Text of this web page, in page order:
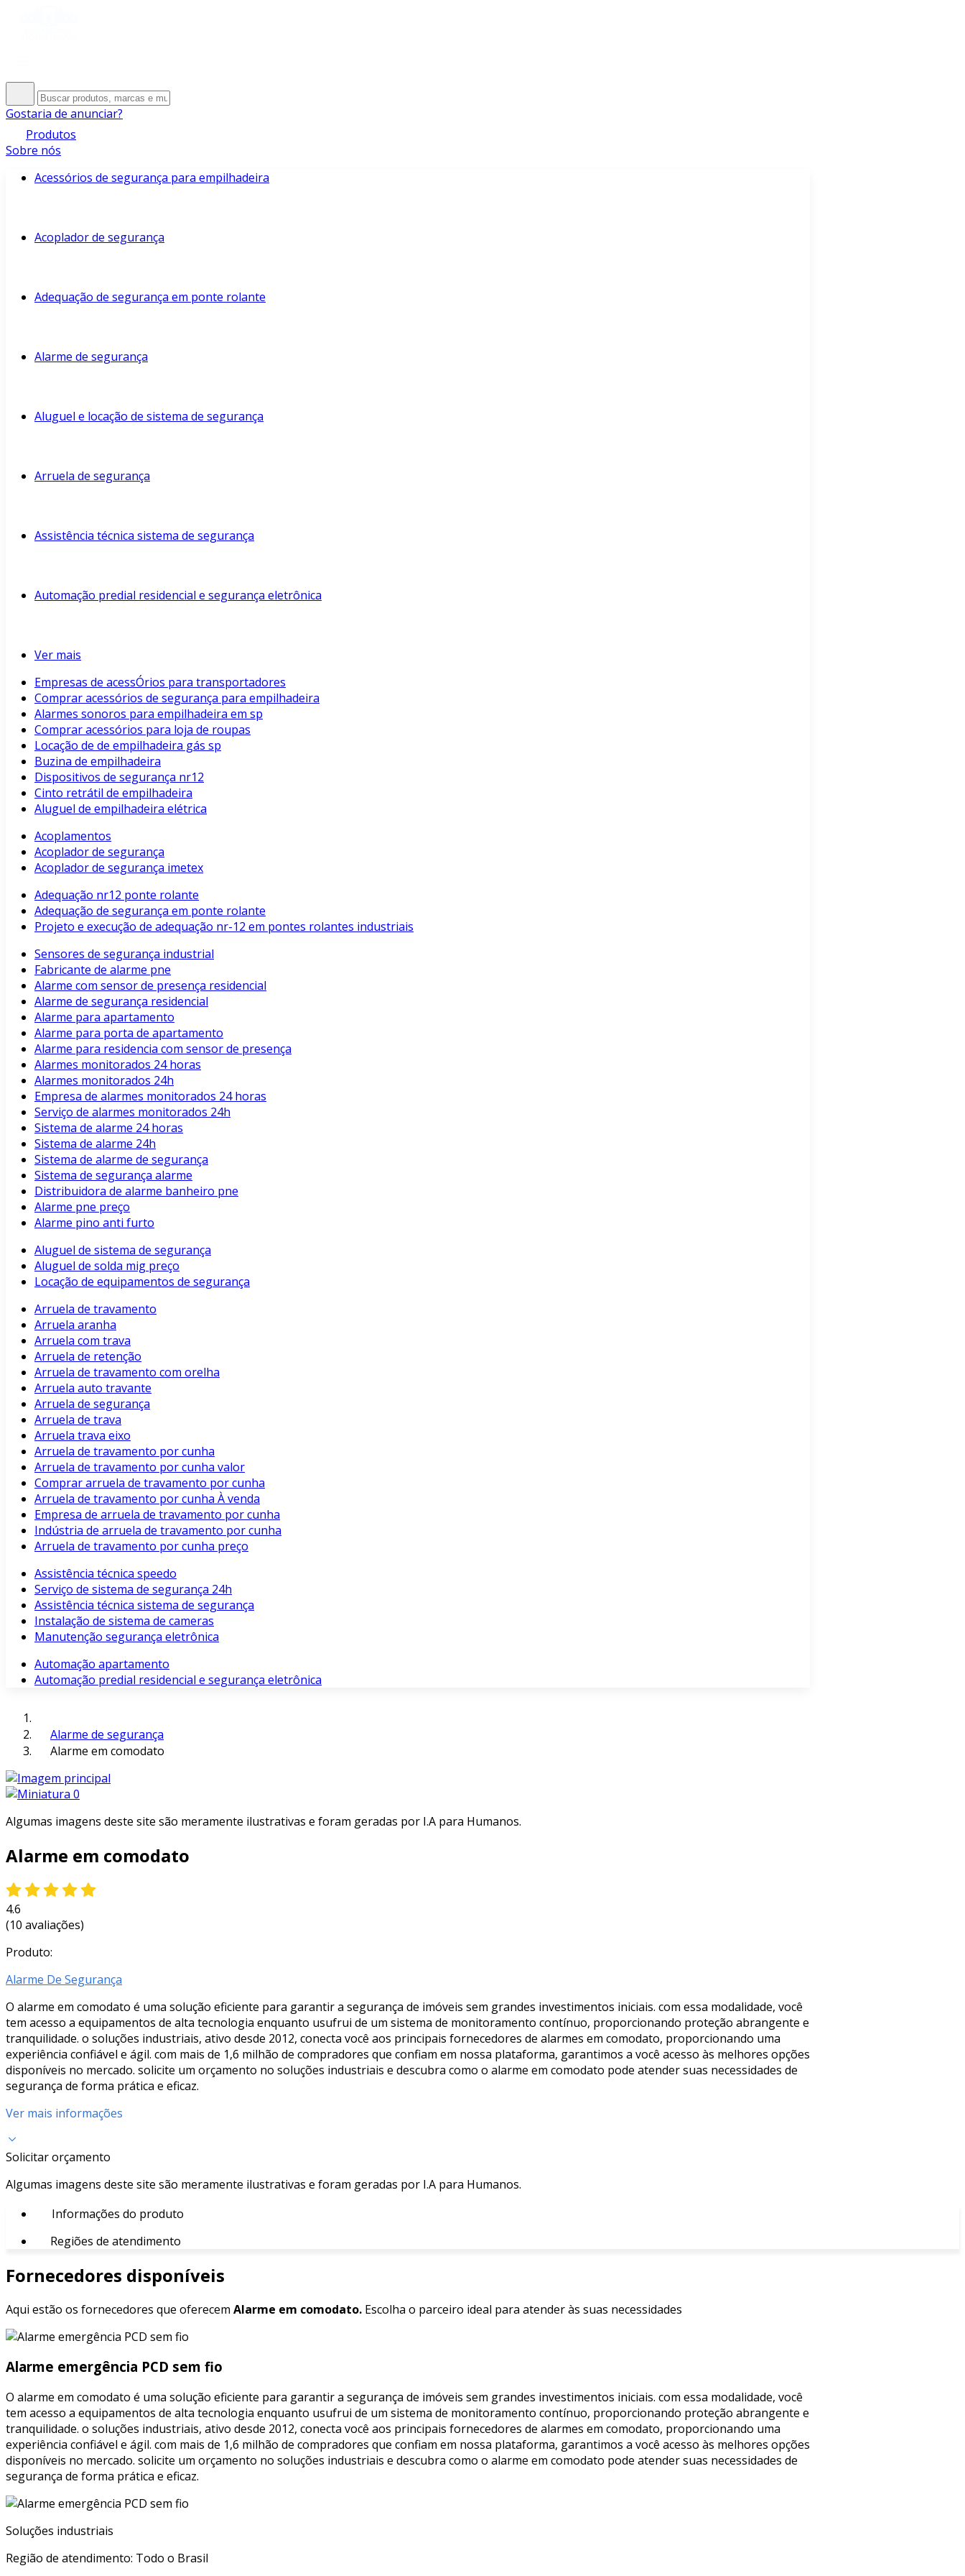
Gostaria de anunciar?
Produtos
Sobre nós
Acessórios de segurança para empilhadeira
Acoplador de segurança
Adequação de segurança em ponte rolante
Alarme de segurança
Aluguel e locação de sistema de segurança
Arruela de segurança
Assistência técnica sistema de segurança
Automação predial residencial e segurança eletrônica
Ver mais
Empresas de acessÓrios para transportadores
Comprar acessórios de segurança para empilhadeira
Alarmes sonoros para empilhadeira em sp
Comprar acessórios para loja de roupas
Locação de de empilhadeira gás sp
Buzina de empilhadeira
Dispositivos de segurança nr12
Cinto retrátil de empilhadeira
Aluguel de empilhadeira elétrica
Acoplamentos
Acoplador de segurança
Acoplador de segurança imetex
Adequação nr12 ponte rolante
Adequação de segurança em ponte rolante
Projeto e execução de adequação nr-12 em pontes rolantes industriais
Sensores de segurança industrial
Fabricante de alarme pne
Alarme com sensor de presença residencial
Alarme de segurança residencial
Alarme para apartamento
Alarme para porta de apartamento
Alarme para residencia com sensor de presença
Alarmes monitorados 24 horas
Alarmes monitorados 24h
Empresa de alarmes monitorados 24 horas
Serviço de alarmes monitorados 24h
Sistema de alarme 24 horas
Sistema de alarme 24h
Sistema de alarme de segurança
Sistema de segurança alarme
Distribuidora de alarme banheiro pne
Alarme pne preço
Alarme pino anti furto
Aluguel de sistema de segurança
Aluguel de solda mig preço
Locação de equipamentos de segurança
Arruela de travamento
Arruela aranha
Arruela com trava
Arruela de retenção
Arruela de travamento com orelha
Arruela auto travante
Arruela de segurança
Arruela de trava
Arruela trava eixo
Arruela de travamento por cunha
Arruela de travamento por cunha valor
Comprar arruela de travamento por cunha
Arruela de travamento por cunha À venda
Empresa de arruela de travamento por cunha
Indústria de arruela de travamento por cunha
Arruela de travamento por cunha preço
Assistência técnica speedo
Serviço de sistema de segurança 24h
Assistência técnica sistema de segurança
Instalação de sistema de cameras
Manutenção segurança eletrônica
Automação apartamento
Automação predial residencial e segurança eletrônica
Alarme de segurança
Alarme em comodato
Algumas imagens deste site são meramente ilustrativas e foram geradas por I.A para Humanos.
Alarme em comodato
4.6
(10 avaliações)
Produto:
Alarme De Segurança
O alarme em comodato é uma solução eficiente para garantir a segurança de imóveis sem grandes investimentos iniciais. com essa modalidade, você
tem acesso a equipamentos de alta tecnologia enquanto usufrui de um sistema de monitoramento contínuo, proporcionando proteção abrangente e
tranquilidade. o soluções industriais, ativo desde 2012, conecta você aos principais fornecedores de alarmes em comodato, proporcionando uma
experiência confiável e ágil. com mais de 1,6 milhão de compradores que confiam em nossa plataforma, garantimos a você acesso às melhores opções
disponíveis no mercado. solicite um orçamento no soluções industriais e descubra como o alarme em comodato pode atender suas necessidades de
segurança de forma prática e eficaz.
Ver mais informações
Solicitar orçamento
Algumas imagens deste site são meramente ilustrativas e foram geradas por I.A para Humanos.
Informações do produto
Regiões de atendimento
Fornecedores disponíveis
Aqui estão os fornecedores que oferecem Alarme em comodato. Escolha o parceiro ideal para atender às suas necessidades
Alarme emergência PCD sem fio
O alarme em comodato é uma solução eficiente para garantir a segurança de imóveis sem grandes investimentos iniciais. com essa modalidade, você
tem acesso a equipamentos de alta tecnologia enquanto usufrui de um sistema de monitoramento contínuo, proporcionando proteção abrangente e
tranquilidade. o soluções industriais, ativo desde 2012, conecta você aos principais fornecedores de alarmes em comodato, proporcionando uma
experiência confiável e ágil. com mais de 1,6 milhão de compradores que confiam em nossa plataforma, garantimos a você acesso às melhores opções
disponíveis no mercado. solicite um orçamento no soluções industriais e descubra como o alarme em comodato pode atender suas necessidades de
segurança de forma prática e eficaz.
Soluções industriais
Região de atendimento: Todo o Brasil